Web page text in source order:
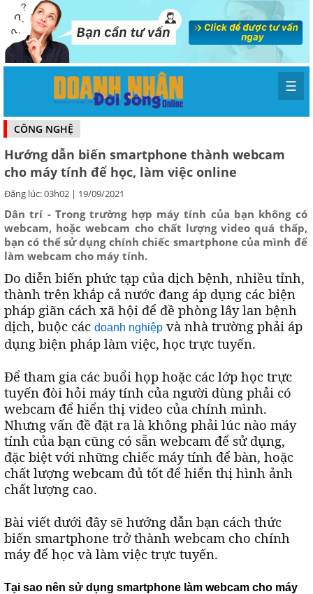
☰
CÔNG NGHỆ
Hướng dẫn biến smartphone thành webcam
cho máy tính để học, làm việc online
Đăng lúc: 03h02 | 19/09/2021
Dân trí - Trong trường hợp máy tính của bạn không có
webcam, hoặc webcam cho chất lượng video quá thấp,
bạn có thể sử dụng chính chiếc smartphone của mình để
làm webcam cho máy tính.
Do diễn biến phức tạp của dịch bệnh, nhiều tỉnh,
thành trên khắp cả nước đang áp dụng các biện
pháp giãn cách xã hội để đề phòng lây lan bệnh
dịch, buộc các doanh nghiệp và nhà trường phải áp
dụng biện pháp làm việc, học trực tuyến.
Để tham gia các buổi họp hoặc các lớp học trực
tuyến đòi hỏi máy tính của người dùng phải có
webcam để hiển thị video của chính mình.
Nhưng vấn đề đặt ra là không phải lúc nào máy
tính của bạn cũng có sẵn webcam để sử dụng,
đặc biệt với những chiếc máy tính để bàn, hoặc
chất lượng webcam đủ tốt để hiển thị hình ảnh
chất lượng cao.
Bài viết dưới đây sẽ hướng dẫn bạn cách thức
biến smartphone trở thành webcam cho chính
máy để học và làm việc trực tuyến.
Tại sao nên sử dụng smartphone làm webcam cho máy